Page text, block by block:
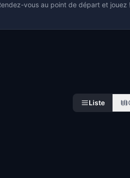
vous au point de départ et jouez !
Liste